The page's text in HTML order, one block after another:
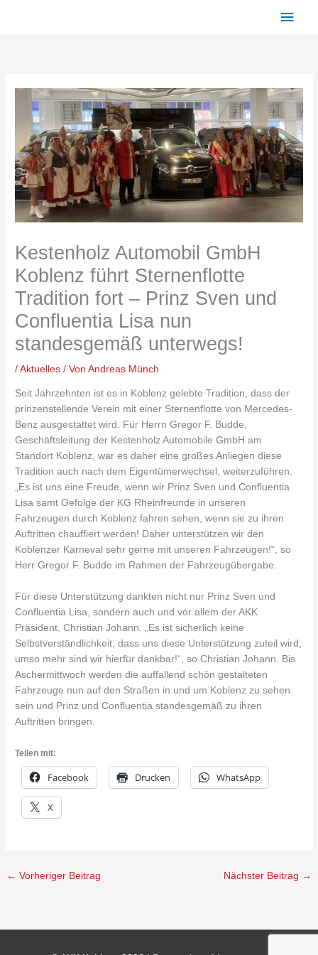
Kestenholz Automobil GmbH
Koblenz führt Sternenflotte
Tradition fort – Prinz Sven und
Confluentia Lisa nun
standesgemäß unterwegs!
/Aktuelles / VonAndreas Münch
Seit Jahrzehnten ist es in Koblenz gelebte Tradition, dass der
prinzenstellende Verein mit einer Sternenflotte von Mercedes-
Benz ausgestattet wird. Für Herrn Gregor F. Budde,
Geschäftsleitung der Kestenholz Automobile GmbH am
Standort Koblenz, war es daher eine großes Anliegen diese
Tradition auch nach dem Eigentümerwechsel, weiterzuführen.
„Es ist uns eine Freude, wenn wir Prinz Sven und Confluentia
Lisa samt Gefolge der KG Rheinfreunde in unseren
Fahrzeugen durch Koblenz fahren sehen, wenn sie zu ihren
Auftritten chauffiert werden! Daher unterstützen wir den
Koblenzer Karneval sehr gerne mit unseren Fahrzeugen!“, so
Herr Gregor F. Budde im Rahmen der Fahrzeugübergabe.
Für diese Unterstützung dankten nicht nur Prinz Sven und
Confluentia Lisa, sondern auch und vor allem der AKK
Präsident, Christian Johann. „Es ist sicherlich keine
Selbstverständlichkeit, dass uns diese Unterstützung zuteil wird,
umso mehr sind wir hierfür dankbar!“, so Christian Johann. Bis
Aschermittwoch werden die auffallend schön gestalteten
Fahrzeuge nun auf den Straßen in und um Koblenz zu sehen
sein und Prinz und Confluentia standesgemäß zu ihren
Auftritten bringen.
Teilen mit:
Facebook Drucken WhatsApp
X
← Vorheriger Beitrag Nächster Beitrag →